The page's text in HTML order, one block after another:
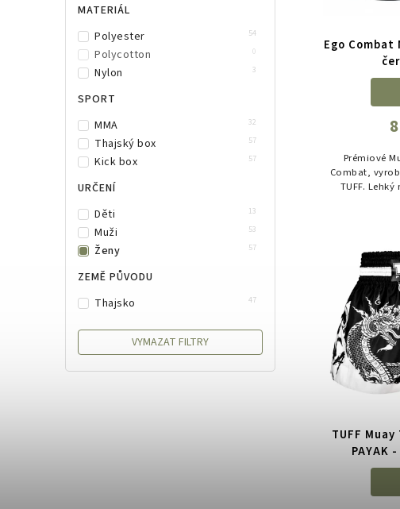
Růžová
Šedá
Zelená
Vínová
MATERIÁL
Polyester
54
Polycotton 0
Nylon 3
SPORT
MMA
32
Thajský box 57
Kick box 57
URČENÍ
Děti
13
Muži 53
Ženy 57
ZEMĚ PŮVODU
Thajsko
47
VYMAZAT FILTRY
Ego
Prémiové
Combat,
TUFF.
TUFF
PAYAK